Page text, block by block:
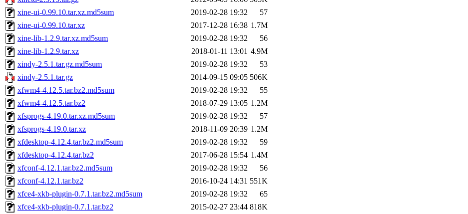
xine-ui-0.99.10.tar.xz.md5sum
2019-02-28 19:32
57
xine-ui-0.99.10.tar.xz
2017-12-28 16:38 1.7M
xine-lib-1.2.9.tar.xz.md5sum
2019-02-28 19:32
56
xine-lib-1.2.9.tar.xz
2018-01-11 13:01 4.9M
xindy-2.5.1.tar.gz.md5sum
2019-02-28 19:32
53
xindy-2.5.1.tar.gz
2014-09-15 09:05 506K
xfwm4-4.12.5.tar.bz2.md5sum
2019-02-28 19:32
55
xfwm4-4.12.5.tar.bz2
2018-07-29 13:05 1.2M
xfsprogs-4.19.0.tar.xz.md5sum
2019-02-28 19:32
57
xfsprogs-4.19.0.tar.xz
2018-11-09 20:39 1.2M
xfdesktop-4.12.4.tar.bz2.md5sum
2019-02-28 19:32
59
xfdesktop-4.12.4.tar.bz2
2017-06-28 15:54 1.4M
xfconf-4.12.1.tar.bz2.md5sum
2019-02-28 19:32
56
xfconf-4.12.1.tar.bz2
2016-10-24 14:31 551K
xfce4-xkb-plugin-0.7.1.tar.bz2.md5sum
2019-02-28 19:32
65
xfce4-xkb-plugin-0.7.1.tar.bz2
2015-02-27 23:44 818K